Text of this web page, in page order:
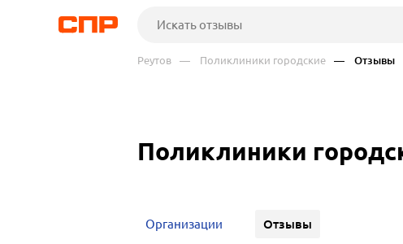
Реутов — Поликлиники городские — Отзывы
Поликлиники
Организации Отзывы